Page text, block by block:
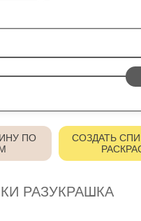
ПО
СОЗДАТЬ
РАЗУКРАШКА